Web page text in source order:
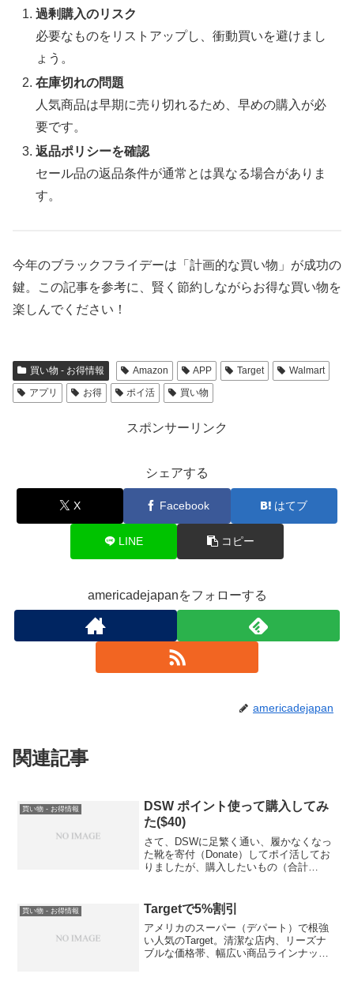
過剰購入のリスク
必要なものをリストアップし、衝動買いを避けまし
ょう。
在庫切れの問題
人気商品は早期に売り切れるため、早めの購入が必
要です。
返品ポリシーを確認
セール品の返品条件が通常とは異なる場合がありま
す。
今年のブラックフライデーは「計画的な買い物」が成功の
鍵。この記事を参考に、賢く節約しながらお得な買い物を
楽しんでください！
買い物 - お得情報 Amazon APP Target
Walmart
アプリ
お得 ポイ活 買い物
スポンサーリンク
シェアする
X Facebook はてブ
LINE コピー
americadejapanをフォローする
americadejapan
関連記事
買い物 - お得情報
DSW ポイント使って購入してみ
た($40)
さて、DSWに足繁く通い、履かなくなっ
た靴を寄付（Donate）してポイ活してお
りましたが、購入したいもの（合計
ました。※DSWのポイントの貯め方につ
いては、別...
買い物 - お得情報 Targetで5%割引
アメリカのスーパー（デパート）で根強
い人気のTarget。清潔な店内、リーズナ
ブルな価格帯、幅広い商品ラインナッ